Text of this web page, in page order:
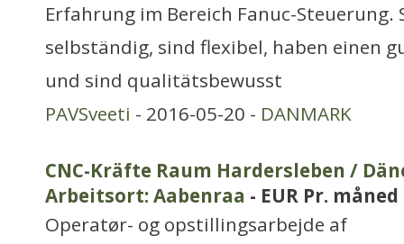
Erfahrung im Bereich Fanuc-Steuerung.
selbständig, sind flexibel, haben einen
und sind qualitätsbewusst
PAVSveeti - 2016-05-20 - DANMARK
CNC-Kräfte Raum Hardersleben /
Arbeitsort: Aabenraa - EUR Pr. måned
Operatør- og opstillingsarbejde af